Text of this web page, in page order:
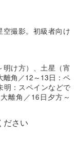
空撮影。初級者向け
け方）、土星（宵
離角／12～13日：ペ
明：スペインなどで
離角／16日夕方～
ださい